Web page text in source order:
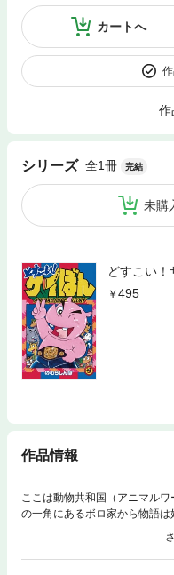
カートへ
作
シリーズ 全1冊 完結
未購
どすこい！
495
作品情報
ここは動物共和国（アニマル
の一角にあるボロ家から物語
稼ぐために動物格闘技（アニ